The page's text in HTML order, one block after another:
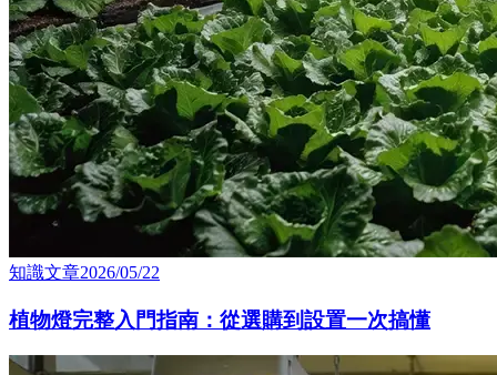
知識⽂章2026/05/22
植物燈完整入門指南：從選購到設置一次搞懂